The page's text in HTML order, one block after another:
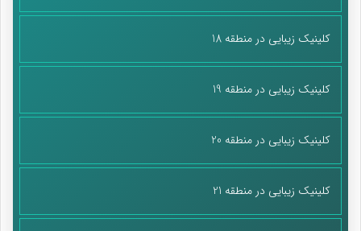
کلینیک زیبایی در منطقه 18
کلینیک زیبایی در منطقه 19
کلینیک زیبایی در منطقه 20
کلینیک زیبایی در منطقه 21